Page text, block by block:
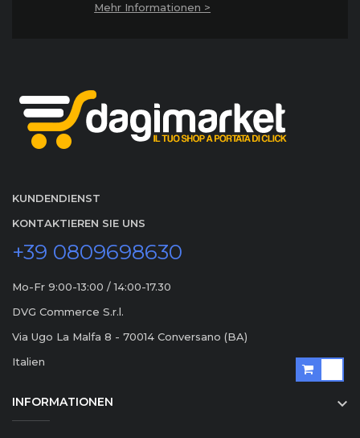
Mehr Informationen >
KUNDENDIENST
KONTAKTIEREN SIE UNS
+39 0809698630
Mo-Fr 9:00-13:00 / 14:00-17.30
DVG Commerce S.r.l.
Via Ugo La Malfa 8 - 70014 Conversano (BA)
Italien
INFORMATIONEN 